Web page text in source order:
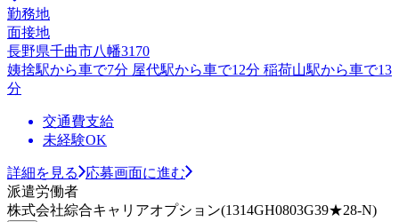
勤務地
面接地
長野県千曲市八幡3170
姨捨駅から車で7分 屋代駅から車で12分 稲荷山駅から車で13
分
交通費支給
未経験OK
詳細を見る
応募画面に進む
派遣労働者
株式会社綜合キャリアオプション(1314GH0803G39★28-N)